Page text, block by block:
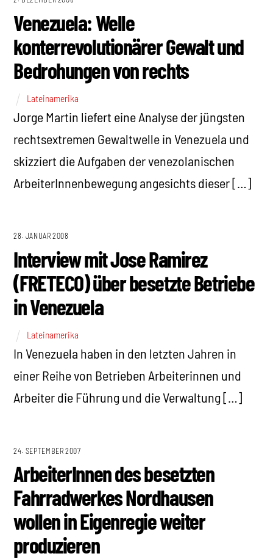
Venezuela: Welle
konterrevolutionärer Gewalt und
Bedrohungen von rechts
Lateinamerika
Jorge Martin liefert eine Analyse der jüngsten
rechtsextremen Gewaltwelle in Venezuela und
skizziert die Aufgaben der venezolanischen
ArbeiterInnenbewegung angesichts dieser […]
28. JANUAR 2008
Interview mit Jose Ramirez
(FRETECO) über besetzte Betriebe
in Venezuela
Lateinamerika
In Venezuela haben in den letzten Jahren in
einer Reihe von Betrieben Arbeiterinnen und
Arbeiter die Führung und die Verwaltung […]
24. SEPTEMBER 2007
ArbeiterInnen des besetzten
Fahrradwerkes Nordhausen
wollen in Eigenregie weiter
produzieren